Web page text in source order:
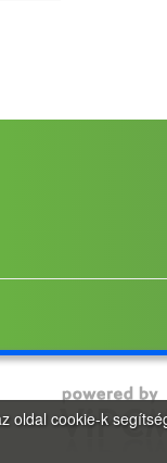
oldal cookie-k